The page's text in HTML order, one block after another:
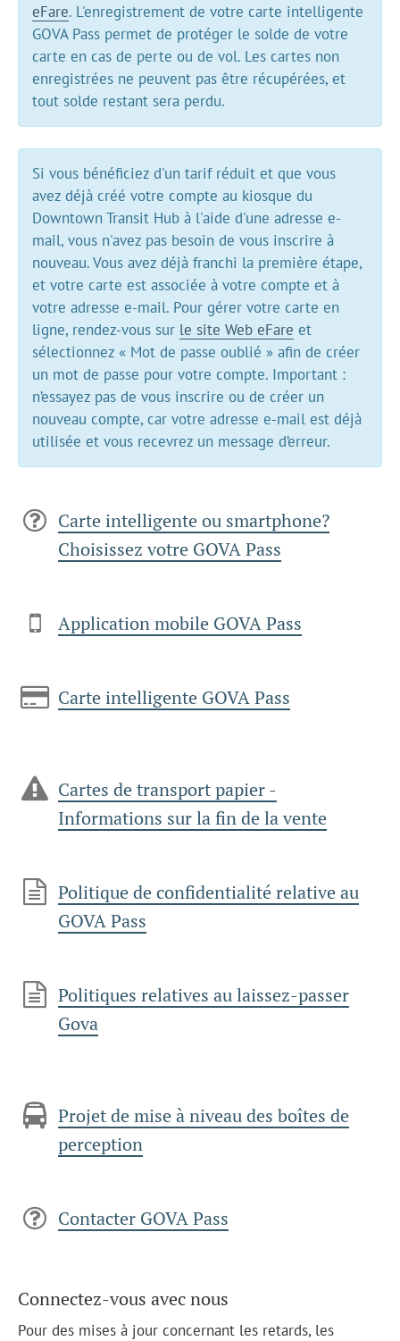
eFare. L'enregistrement de votre carte intelligente
GOVA Pass permet de protéger le solde de votre
carte en cas de perte ou de vol. Les cartes non
enregistrées ne peuvent pas être récupérées, et
tout solde restant sera perdu.
Si vous bénéficiez d'un tarif réduit et que vous
avez déjà créé votre compte au kiosque du
Downtown Transit Hub à l'aide d'une adresse e-
mail, vous n'avez pas besoin de vous inscrire à
nouveau. Vous avez déjà franchi la première étape,
et votre carte est associée à votre compte et à
votre adresse e-mail. Pour gérer votre carte en
ligne, rendez-vous sur le site Web eFare et
sélectionnez « Mot de passe oublié » afin de créer
un mot de passe pour votre compte. Important :
n’essayez pas de vous inscrire ou de créer un
nouveau compte, car votre adresse e-mail est déjà
utilisée et vous recevrez un message d’erreur.
Carte intelligente ou smartphone?
Choisissez votre GOVA Pass
Application mobile GOVA Pass
Carte intelligente GOVA Pass
Cartes de transport papier -
Informations sur la fin de la vente
Politique de confidentialité relative au
GOVA Pass
Politiques relatives au laissez-passer
Gova
Projet de mise à niveau des boîtes de
perception
Contacter GOVA Pass
Connectez-vous avec nous
Pour des mises à jour concernant les retards, les